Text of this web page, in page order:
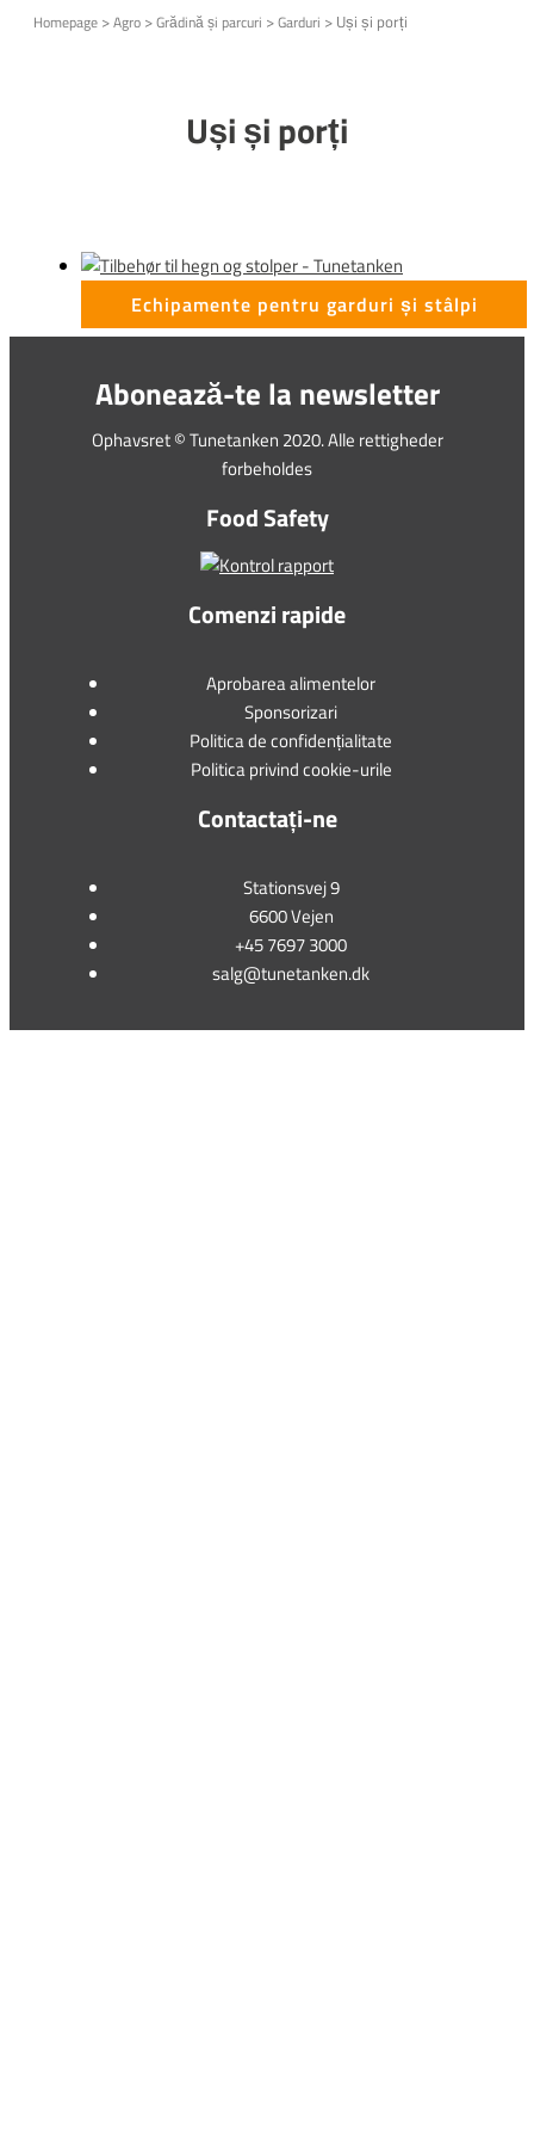
Homepage >Agro >Grădină și parcuri >Garduri > Uși și porți
Uși și porți
Echipamente pentru garduri și stâlpi
Abonează-te la newsletter
Ophavsret © Tunetanken 2020. Alle rettigheder
forbeholdes
Food Safety
Comenzi rapide
Aprobarea alimentelor
Sponsorizari
Politica de confidențialitate
Politica privind cookie-urile
Contactați-ne
Stationsvej 9
6600 Vejen
+45 7697 3000
salg@tunetanken.dk